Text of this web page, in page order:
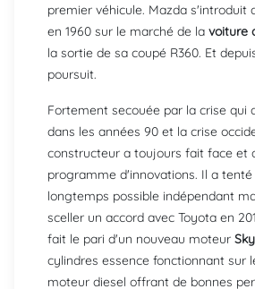
premier véhicule. Mazda s'introduit
en 1960 sur le marché de la voiture
la sortie de sa coupé R360. Et
poursuit.
Fortement secouée par la crise qui
dans les années 90 et la crise
constructeur a toujours fait face et
programme d'innovations. Il a
longtemps possible indépendant
sceller un accord avec Toyota en
fait le pari d'un nouveau moteur
cylindres essence fonctionnant sur
moteur diesel offrant de bonnes